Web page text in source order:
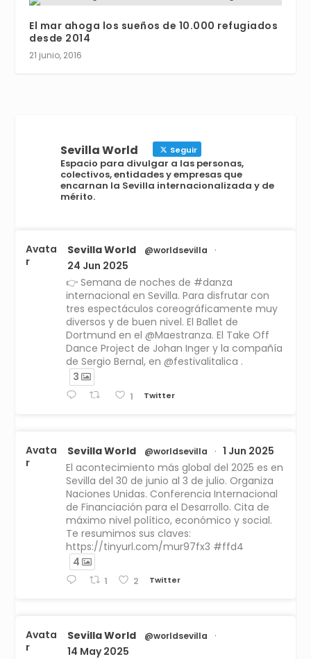
El mar ahoga los sueños de 10.000 refugiados
desde 2014
21 junio, 2016
Sevilla World Seguir
Espacio para divulgar a las personas,
colectivos, entidades y empresas que
encarnan la Sevilla internacionalizada y de
mérito.
Avata
r
Sevilla World @worldsevilla ·
24 Jun 2025
👉 Semana de noches de #danza
internacional en Sevilla. Para disfrutar con
tres espectáculos coreográficamente muy
diversos y de buen nivel. El Ballet de
Dortmund en el @Maestranza. El Take Off
Dance Project de Johan Inger y la compañía
de Sergio Bernal, en @festivalitalica .
3
1 Twitter
Avata
r
Sevilla World @worldsevilla ·
1 Jun 2025
El acontecimiento más global del 2025 es en
Sevilla del 30 de junio al 3 de julio. Organiza
Naciones Unidas. Conferencia Internacional
de Financiación para el Desarrollo. Cita de
máximo nivel político, económico y social.
Te resumimos sus claves:
https://tinyurl.com/mur97fx3 #ffd4
4
1 2 Twitter
Avata
r
Sevilla World @worldsevilla ·
14 May 2025